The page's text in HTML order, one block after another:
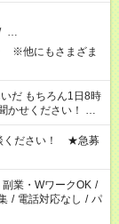
…
※他にもさまざま
だ もちろん1日8時
かせください！ ★
ご相談ください。
ください！ ★急募
副業・WワークOK /
/ 電話対応なし / パ